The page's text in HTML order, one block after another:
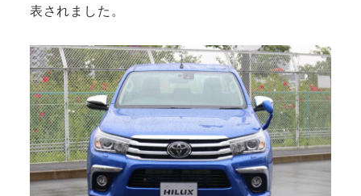
表されました。